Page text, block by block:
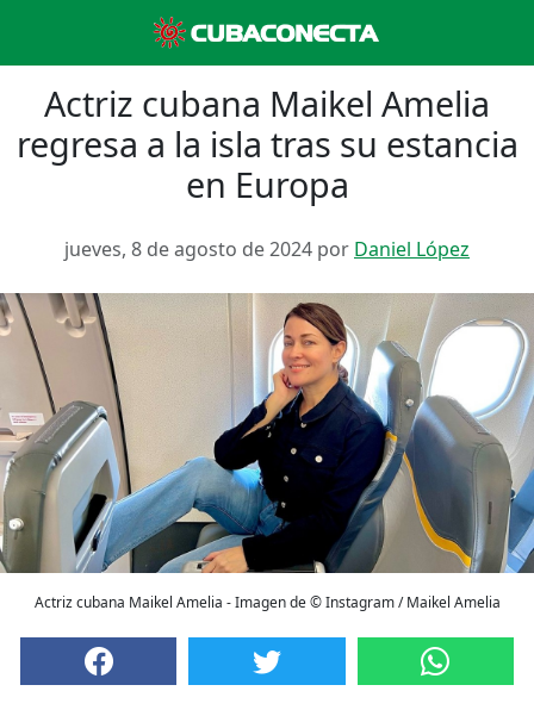
Actriz cubana Maikel Amelia
regresa a la isla tras su estancia
en Europa
jueves, 8 de agosto de 2024 por Daniel López
Actriz cubana Maikel Amelia - Imagen de © Instagram / Maikel Amelia